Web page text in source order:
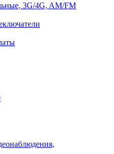
3G/4G, AM/FM